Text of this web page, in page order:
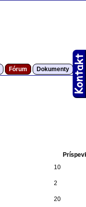
Fórum Dokumenty
10
2
20